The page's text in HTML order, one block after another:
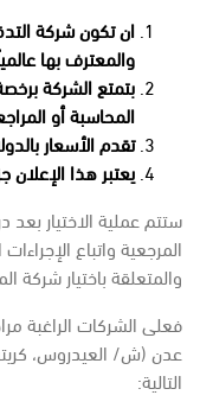
ان تكون شركة
والمعترف بها
بتمتع الشركة
المحاسبة أو
تقدم الأسعار
يعتبر هذا الإعلان
ستتم عملية الاختيار
المرجعية واتباع
والمتعلقة باختيار شركة
فعلى الشركات الراغبة
عدن (ش/ العيدروس،
التالية: